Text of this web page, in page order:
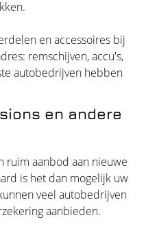
en accessoires bij
remschijven, accu's,
autobedrijven hebben
en andere
ruim aanbod aan nieuwe
is het dan mogelijk uw
veel autobedrijven
aanbieden.